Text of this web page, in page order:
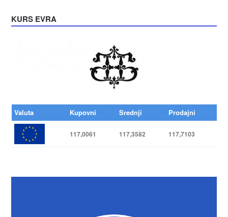
KURS EVRA
Valuta Kupovni Srednji Prodajni
117,0061 117,3582 117,7103